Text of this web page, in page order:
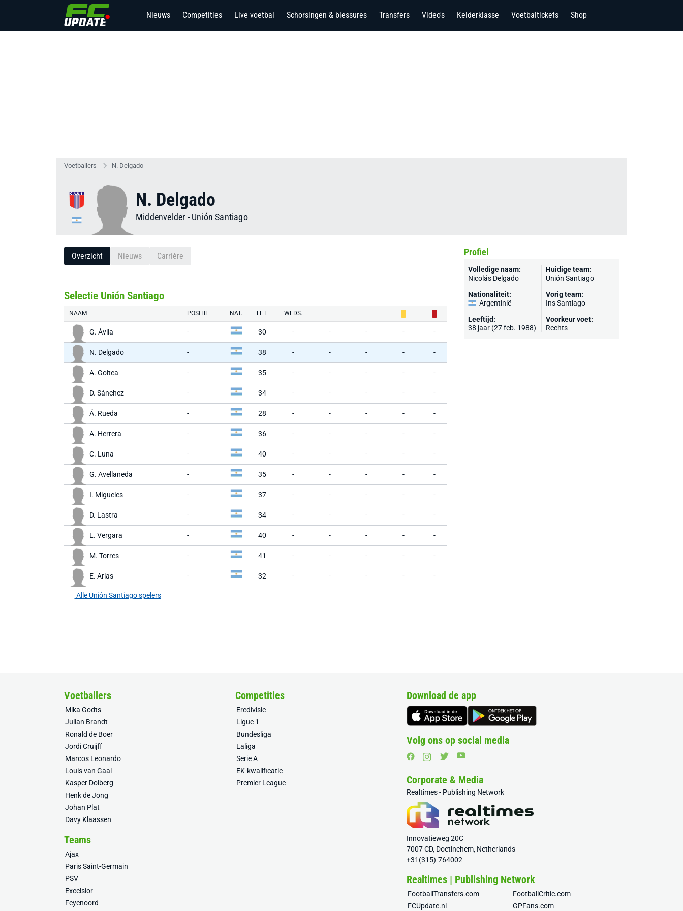
Nieuws Competities Live voetbal Schorsingen & blessures Transfers Video's Kelderklasse Voetbaltickets Shop
Voetballers N. Delgado
N. Delgado
Middenvelder - Unión Santiago
Overzicht Nieuws Carrière
Selectie Unión Santiago
NAAM POSITIE NAT. LFT. WEDS.
G. Ávila - 30 - - - - -
N. Delgado - 38 - - - - -
A. Goitea - 35 - - - - -
D. Sánchez - 34 - - - - -
Á. Rueda - 28 - - - - -
A. Herrera - 36 - - - - -
C. Luna - 40 - - - - -
G. Avellaneda - 35 - - - - -
I. Migueles - 37 - - - - -
D. Lastra - 34 - - - - -
L. Vergara - 40 - - - - -
M. Torres - 41 - - - - -
E. Arias - 32 - - - - -
Alle Unión Santiago spelers
Profiel
Volledige naam:
Nicolás Delgado
Nationaliteit:
Argentinië
Leeftijd:
38 jaar (27 feb. 1988)
Huidige team:
Unión Santiago
Vorig team:
Ins Santiago
Voorkeur voet:
Rechts
Voetballers
Mika Godts
Julian Brandt
Ronald de Boer
Jordi Cruijff
Marcos Leonardo
Louis van Gaal
Kasper Dolberg
Henk de Jong
Johan Plat
Davy Klaassen
Competities
Eredivisie
Ligue 1
Bundesliga
Laliga
Serie A
EK-kwalificatie
Premier League
Teams
Ajax
Paris Saint-Germain
PSV
Excelsior
Feyenoord
Download de app
Volg ons op social media
Corporate & Media
Realtimes - Publishing Network
Innovatieweg 20C
7007 CD, Doetinchem, Netherlands
+31(315)-764002
Realtimes | Publishing Network
FootballTransfers.com
FootballCritic.com
FCUpdate.nl
GPFans.com